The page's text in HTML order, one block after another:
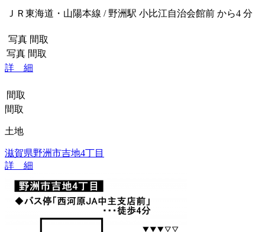
ＪＲ東海道・山陽本線 / 野洲駅 小比江自治会館前 から4 分
写真 間取
写真 間取
詳 細
間取
間取
土地
滋賀県野洲市吉地4丁目
詳 細